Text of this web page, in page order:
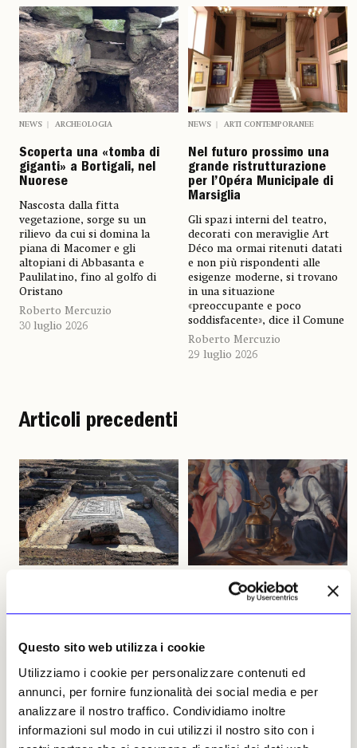
Questo sito web utilizza i cookie
Utilizziamo i cookie per personalizzare contenuti ed
annunci, per fornire funzionalità dei social media e per
analizzare il nostro traffico. Condividiamo inoltre
informazioni sul modo in cui utilizzi il nostro sito con i
NEWS ARCHEOLOGIA
Scoperta una «tomba di
giganti» a Bortigali, nel
Nuorese
Nascosta dalla fitta
vegetazione, sorge su un
rilievo da cui si domina la
piana di Macomer e gli
altopiani di Abbasanta e
Paulilatino, fino al golfo di
Oristano
Roberto Mercuzio
30 luglio 2026
NEWS ARTI CONTEMPORANEE
Nel futuro prossimo una
grande ristrutturazione
per l’Opéra Municipale di
Marsiglia
Gli spazi interni del teatro,
decorati con meraviglie Art
Déco ma ormai ritenuti datati
e non più rispondenti alle
esigenze moderne, si trovano
in una situazione
«preoccupante e poco
soddisfacente», dice il Comune
Roberto Mercuzio
29 luglio 2026
Articoli precedenti
«Mosaico dei Delfini»
Si sono conclusi gli interventi
conservativi di manutenzione
programmata che, come ogni
anno, interessano l'area
dell'abitato romano del Parco
archeologico
Parte dal restauro dei
Duomo di Monza
Il 30 settembre l’ente benefico
si presenterà ufficialmente
alla comunità annunciando gli
impegni assunti,
coerentemente con la mission
di conservazione e di